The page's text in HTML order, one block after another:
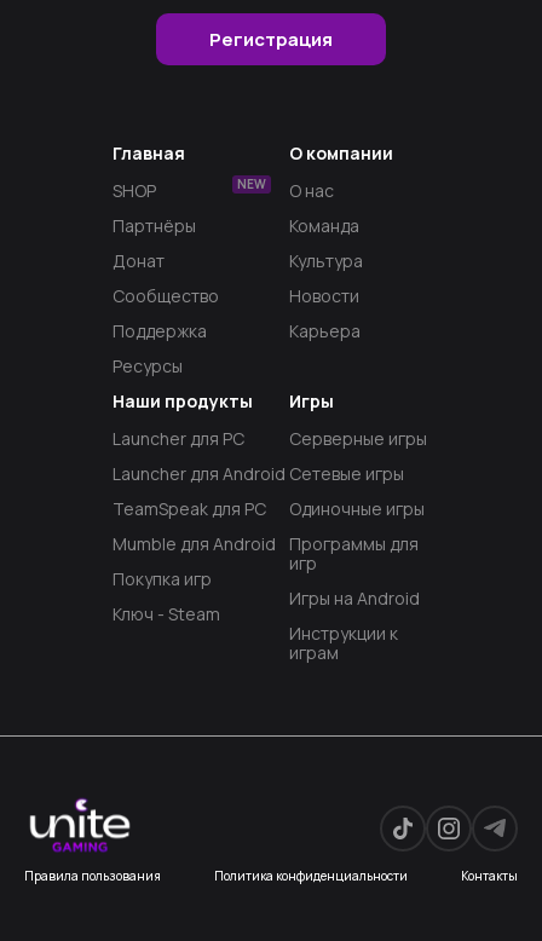
Регистрация
Главная
SHOP
NEW
Партнёры
Донат
Сообщество
Поддержка
Ресурсы
Наши продукты
Launcher для PC
Launcher для Android
TeamSpeak для PC
Mumble для Android
Покупка игр
Ключ - Steam
Игры
Серверные игры
Сетевые игры
Одиночные игры
Программы для
игр
Игры на Android
Инструкции к
играм
О компании
О нас
Команда
Культура
Новости
Карьера
Правила пользования Политика конфиденциальности Контакты